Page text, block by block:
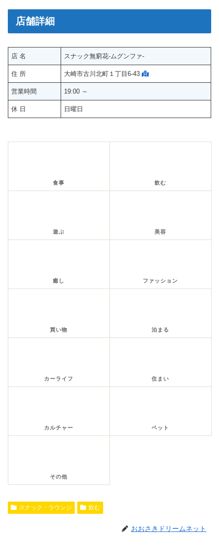
店舗詳細
店 名 スナック無窮花-ムグンファ-
住 所 大崎市古川北町１丁目6-43
営業時間 19:00 ～
休 日 日曜日
食事 飲む
遊ぶ 美容
癒し ファッション
買い物 泊まる
カーライフ 住まい
カルチャー ペット
その他
スナック・ラウンジ 飲む
おおさきドリームネット